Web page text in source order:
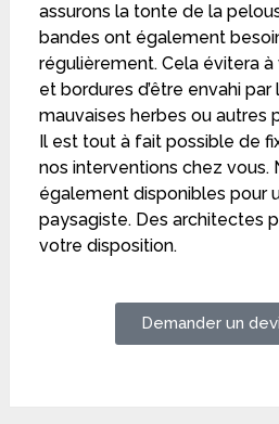
assurons la tonte de la
bandes ont également
régulièrement. Cela évitera à
et bordures d’être envahi par
mauvaises herbes ou autres
Il est tout à fait possible de
nos interventions chez vous.
également disponibles pour
paysagiste. Des architectes
votre disposition.
Demander un